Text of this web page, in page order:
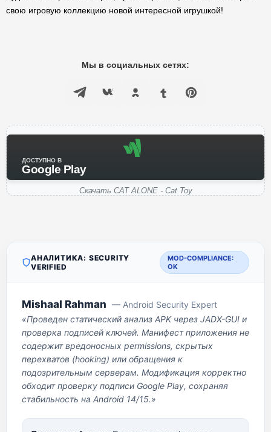
свою игровую коллекцию новой интересной игрушкой!
Мы в социальных сетях:
ДОСТУПНО В
Google Play
Скачать CAT ALONE - Cat Toy
АНАЛИТИКА: SECURITY
VERIFIED
MOD-COMPLIANCE:
OK
Mishaal Rahman — Android Security Expert
«Проведен статический анализ APK через JADX-GUI и
проверка подписей ключей. Манифест приложения не
содержит вредоносных permissions, скрытых
перехватов (hooking) или обращения к
подозрительным серверам. Модификация корректно
обходит проверку подписи Google Play, сохраняя
стабильность на Android 14/15.»